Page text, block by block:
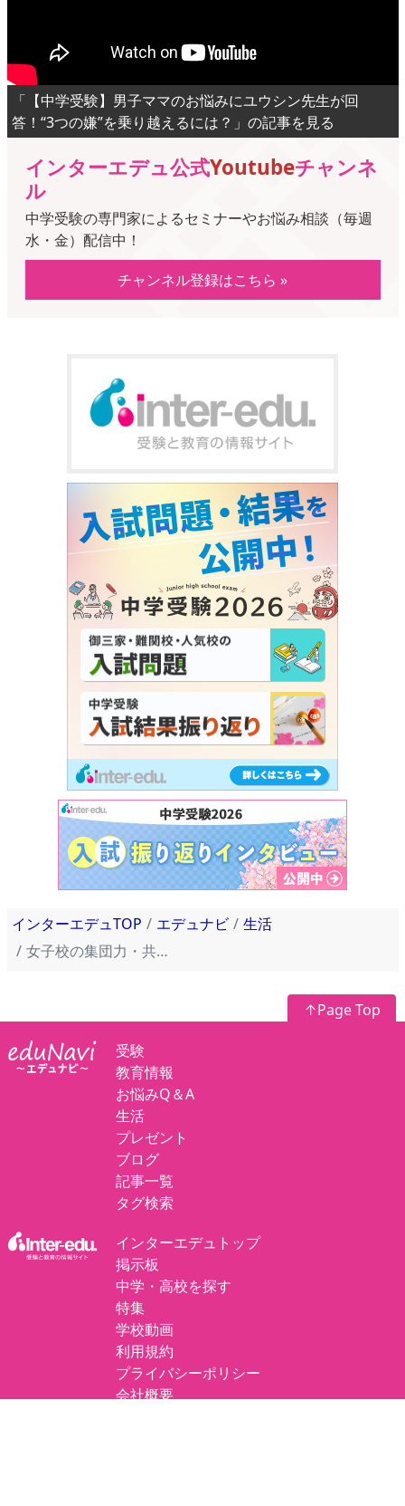
「【中学受験】男子ママのお悩みにユウシン先生が回
答！“3つの嫌”を乗り越えるには？」の記事を見る
インターエデュ公式Youtubeチャンネ
ル
中学受験の専門家によるセミナーやお悩み相談（毎週
水・金）配信中！
チャンネル登録はこちら »
インターエデュTOP エデュナビ
生活
女子校の集団力・共感力が社会を変える力に
↑Page Top
受験
教育情報
お悩みQ＆A
生活
プレゼント
ブログ
記事一覧
タグ検索
インターエデュトップ
掲示板
中学・高校を探す
特集
学校動画
利用規約
プライバシーポリシー
会社概要